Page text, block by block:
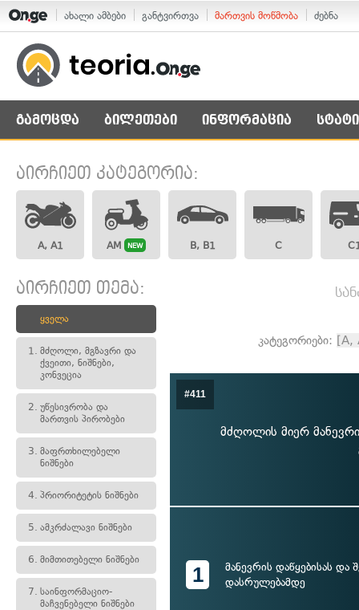
ახალი ამბები განტვირთვა მართვის მოწმობა ძებნა
გამოცდა ბილეთები ინფორმაცია
აირჩიეთ კატეგორია:
A, A1 AM NEW B, B1 C
აირჩიეთ თემა:
ყველა
1. მძღოლი, მგზავრი და
ქვეითი, ნიშნები,
კონვეცია
2. უწესივრობა და
მართვის პირობები
3. მაფრთხილებელი
ნიშნები
4. პრიორიტეტის ნიშნები
5. ამკრძალავი ნიშნები
6. მიმთითებელი ნიშნები
7. საინფორმაციო-
მაჩვენებელი ნიშნები
კატეგორიები: [A,
#411
მძღოლის მიერ
1
მანევრის დაწყებისას და
დასრულებამდე